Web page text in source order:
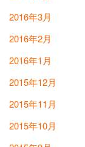
2016年3月
2016年2月
2016年1月
2015年12月
2015年11月
2015年10月